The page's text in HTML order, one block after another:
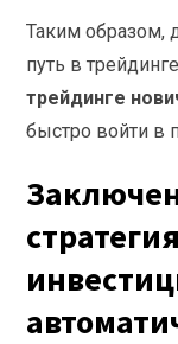
Таким образом,
путь в
трейдинге
быстро войти в